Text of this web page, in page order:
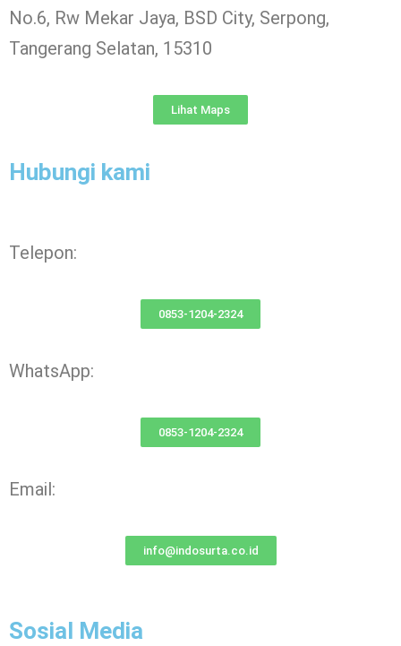
No.6, Rw Mekar Jaya, BSD City, Serpong,
Tangerang Selatan, 15310
Lihat Maps
Hubungi kami
Telepon:
0853-1204-2324
WhatsApp:
0853-1204-2324
Email:
info@indosurta.co.id
Sosial Media